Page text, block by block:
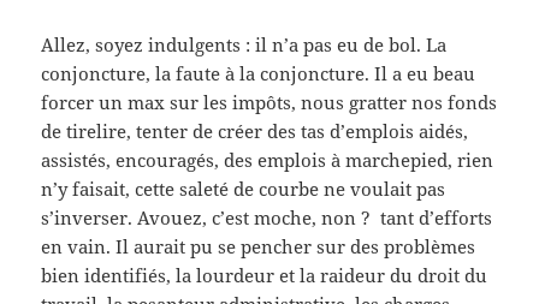
Allez, soyez indulgents : il n’a pas eu de bol. La
conjoncture, la faute à la conjoncture. Il a eu beau
forcer un max sur les impôts, nous gratter nos fonds
de tirelire, tenter de créer des tas d’emplois aidés,
assistés, encouragés, des emplois à marchepied, rien
n’y faisait, cette saleté de courbe ne voulait pas
s’inverser. Avouez, c’est moche, non ? tant d’efforts
en vain. Il aurait pu se pencher sur des problèmes
bien identifiés, la lourdeur et la raideur du droit du